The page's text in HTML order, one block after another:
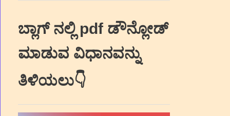
ಬ್ಲಾಗ್‌ ನಲ್ಲಿ pdf ಡೌನ್ಲೋಡ್‌
ಮಾಡುವ ವಿಧಾನವನ್ನು
ತಿಳಿಯಲು👇